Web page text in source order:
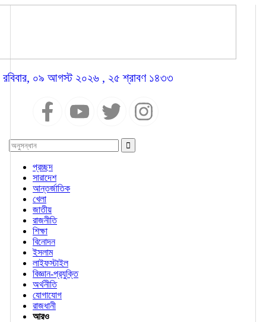
রবিবার, ০৯ আগস্ট ২০২৬ , ২৫ শ্রাবণ ১৪৩৩
প্রচ্ছদ
সারাদেশ
আন্তর্জাতিক
খেলা
জাতীয়
রাজনীতি
শিক্ষা
বিনোদন
ইসলাম
লাইফস্টাইল
বিজ্ঞান-প্রযুক্তি
অর্থনীতি
যোগাযোগ
রাজধানী
আরও